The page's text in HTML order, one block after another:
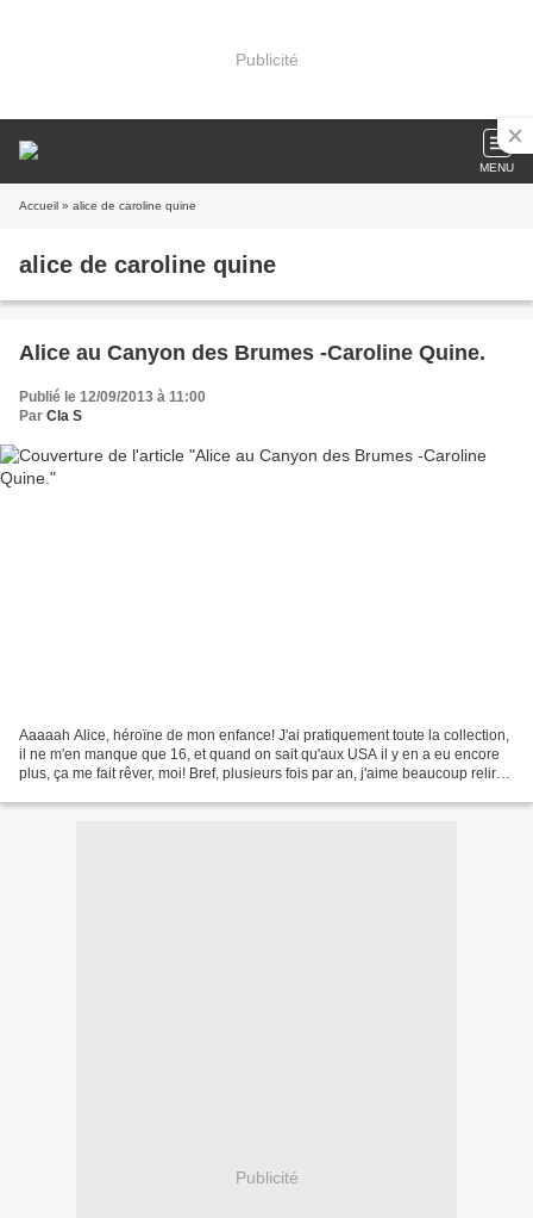
Publicité
MENU
Accueil » alice de caroline quine
alice de caroline quine
Alice au Canyon des Brumes -Caroline Quine.
Publié le 12/09/2013 à 11:00
Par Cla S
Aaaaah Alice, héroïne de mon enfance! J'ai pratiquement toute la collection,
il ne m'en manque que 16, et quand on sait qu'aux USA il y en a eu encore
plus, ça me fait rêver, moi! Bref, plusieurs fois par an, j'aime beaucoup relire
Publicité